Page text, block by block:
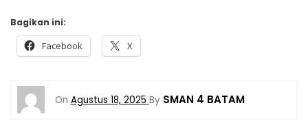
Bagikan ini:
Facebook X
On Agustus 18, 2025 By SMAN 4 BATAM